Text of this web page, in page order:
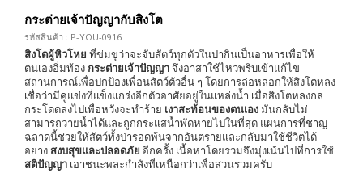
กระต่ายเจ้าปัญญากับสิงโต
รหัสสินค้า : P-YOU-0916
สิงโตผู้หิวโหย ที่ข่มขู่ว่าจะจับสัตว์ทุกตัวในป่ากินเป็นอาหารเพื่อให้
ตนเองอิ่มท้องกระต่ายเจ้าปัญญาจึงอาสาใช้ไหวพริบเข้าแก้ไข
สถานการณ์เพื่อปกป้องเพื่อนสัตว์ตัวอื่น ๆ โดยการล่อหลอกให้สิงโตหลง
เชื่อว่ามีคู่แข่งที่แข็งแกร่งอีกตัวอาศัยอยู่ในแหล่งน้ำ เมื่อสิงโตหลงกล
กระโดดลงไปเพื่อหวังจะทำร้าย เงาสะท้อนของตนเองมันกลับไม่
สามารถว่ายน้ำได้และถูกกระแสน้ำพัดหายไปในที่สุด แผนการที่ชาญ
ฉลาดนี้ช่วยให้สัตว์ทั้งป่ารอดพ้นจากอันตรายและกลับมาใช้ชีวิตได้
อย่างสงบสุขและปลอดภัย อีกครั้ง เนื้อหาโดยรวมจึงมุ่งเน้นไปที่การใช้
สติปัญญา เอาชนะพละกำลังที่เหนือกว่าเพื่อส่วนรวมครับ